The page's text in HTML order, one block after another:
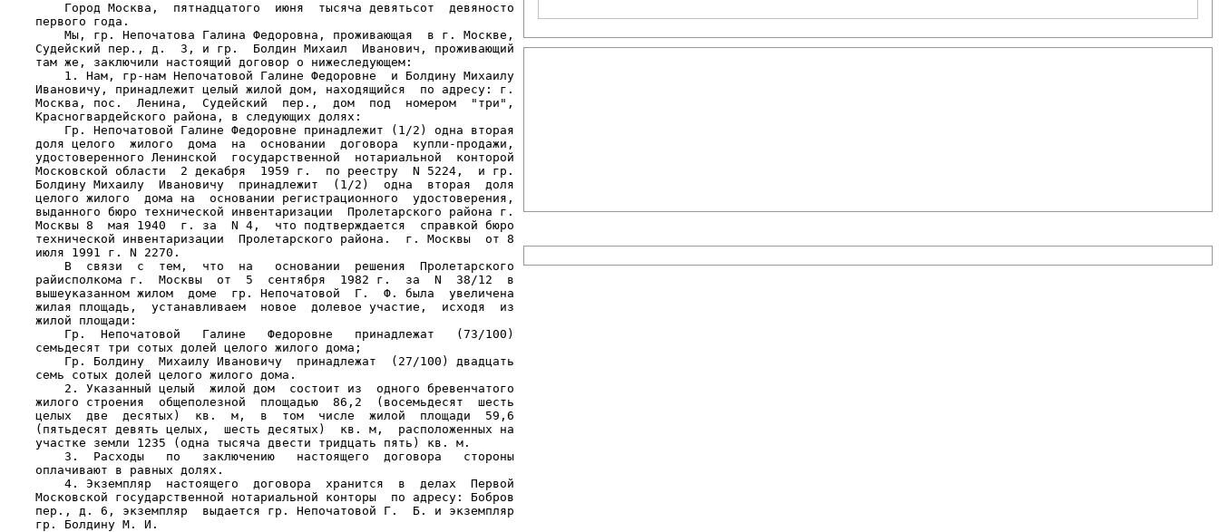
        Город Москва,  пятнадцатого  июня  тысяча девятьсот  девяносто
    первого года.
        Мы, гр. Непочатова Галина Федоровна, проживающая  в г. Москве,
    Судейский пер., д.  3, и гр.  Болдин Михаил  Иванович, проживающий
    там же, заключили настоящий договор о нижеследующем:
        1. Нам, гр-нам Непочатовой Галине Федоровне  и Болдину Михаилу
    Ивановичу, принадлежит целый жилой дом, находящийся  по адресу: г.
    Москва, пос.  Ленина,  Судейский  пер.,  дом  под  номером  "три",
    Красногвардейского района, в следующих долях:
        Гр. Непочатовой Галине Федоровне принадлежит (1/2) одна вторая
    доля целого  жилого  дома  на  основании  договора  купли-продажи,
    удостоверенного Ленинской  государственной  нотариальной  конторой
    Московской области  2 декабря  1959 г.  по реестру  N 5224,  и гр.
    Болдину Михаилу  Ивановичу  принадлежит  (1/2)  одна  вторая  доля
    целого жилого  дома на  основании регистрационного  удостоверения,
    выданного бюро технической инвентаризации  Пролетарского района г.
    Москвы 8  мая 1940  г. за  N 4,  что подтверждается  справкой бюро
    технической инвентаризации  Пролетарского района.  г. Москвы  от 8
    июля 1991 г. N 2270.
        В  связи  с  тем,  что  на   основании  решения  Пролетарского
    райисполкома г.  Москвы  от  5  сентября  1982 г.  за  N  38/12  в
    вышеуказанном жилом  доме  гр. Непочатовой  Г.  Ф. была  увеличена
    жилая площадь,  устанавливаем  новое  долевое участие,  исходя  из
    жилой площади:
        Гр.  Непочатовой   Галине   Федоровне   принадлежат   (73/100)
    семьдесят три сотых долей целого жилого дома;
        Гр. Болдину  Михаилу Ивановичу  принадлежат  (27/100) двадцать
    семь сотых долей целого жилого дома.
        2. Указанный целый  жилой дом  состоит из  одного бревенчатого
    жилого строения  общеполезной  площадью  86,2  (восемьдесят  шесть
    целых  две  десятых)  кв.  м,  в  том  числе  жилой  площади  59,6
    (пятьдесят девять целых,  шесть десятых)  кв. м,  расположенных на
    участке земли 1235 (одна тысяча двести тридцать пять) кв. м.
        3.  Расходы   по   заключению   настоящего  договора   стороны
    оплачивают в равных долях.
        4. Экземпляр  настоящего  договора  хранится  в  делах  Первой
    Московской государственной нотариальной конторы  по адресу: Бобров
    пер., д. 6, экземпляр  выдается гр. Непочатовой Г.  Б. и экземпляр
    гр. Болдину М. И.